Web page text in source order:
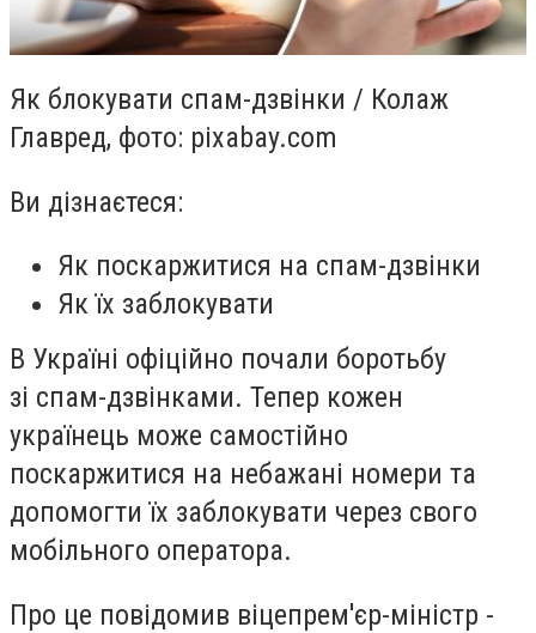
Як блокувати спам-дзвінки / Колаж
Главред, фото: pixabay.com
Ви дізнаєтеся:
Як поскаржитися на спам-дзвінки
Як їх заблокувати
В Україні офіційно почали боротьбу
зі спам-дзвінками. Тепер кожен
українець може самостійно
поскаржитися на небажані номери та
допомогти їх заблокувати через свого
мобільного оператора.
Про це повідомив віцепрем'єр-міністр -